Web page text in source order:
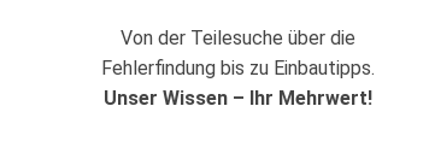
Von der Teilesuche über die
Fehlerfindung bis zu Einbautipps.
Unser Wissen – Ihr Mehrwert!